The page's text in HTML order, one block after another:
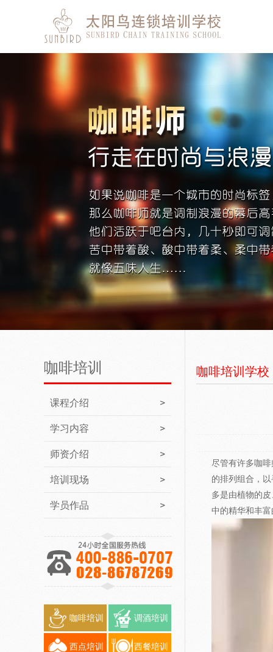
咖啡培训
课程介绍
学习内容
师资介绍
培训现场
学员作品
咖啡培训 调酒培训
西点培训 西餐培训
咖啡培训学校
尽管有许多咖
的排列组合，
多是由植物的
中的精华和丰